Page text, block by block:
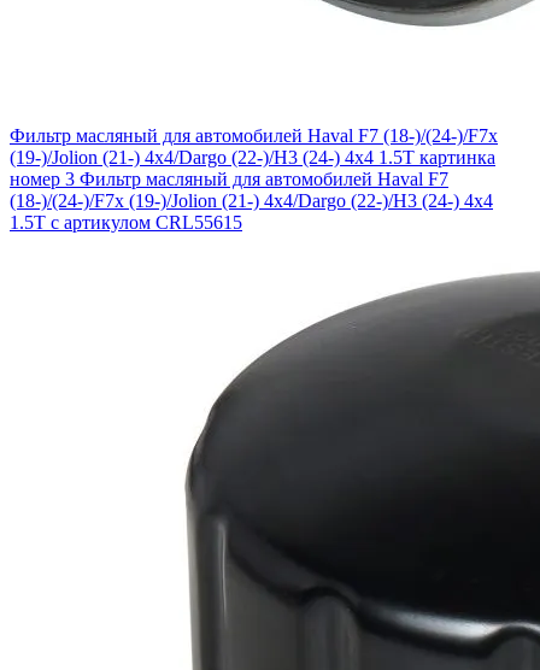
Фильтр масляный для автомобилей Haval F7 (18-)/(24-)/F7x
(19-)/Jolion (21-) 4x4/Dargo (22-)/H3 (24-) 4x4 1.5T картинка
номер 3 Фильтр масляный для автомобилей Haval F7
(18-)/(24-)/F7x (19-)/Jolion (21-) 4x4/Dargo (22-)/H3 (24-) 4x4
1.5T с артикулом CRL55615